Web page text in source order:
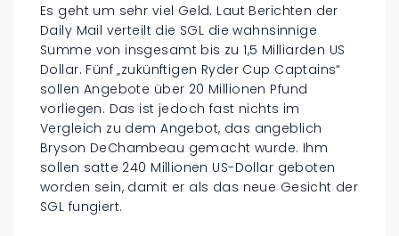
Es geht um sehr viel Geld. Laut Berichten der
Daily Mail verteilt die SGL die wahnsinnige
Summe von insgesamt bis zu 1,5 Milliarden US
Dollar. Fünf „zukünftigen Ryder Cup Captains“
sollen Angebote über 20 Millionen Pfund
vorliegen. Das ist jedoch fast nichts im
Vergleich zu dem Angebot, das angeblich
Bryson DeChambeau gemacht wurde. Ihm
sollen satte 240 Millionen US-Dollar geboten
worden sein, damit er als das neue Gesicht der
SGL fungiert.